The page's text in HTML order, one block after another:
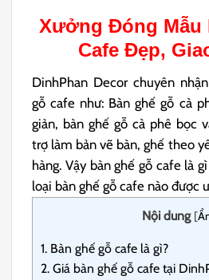
Xưởng Đóng Mẫu
CafeĐẹp,
DinhPhan Decor chuyên
gỗ cafe như: Bàn ghế gỗ cà
giản, bàn ghế gỗ cà phê bọc
trợ làm bản vẽ bàn, ghế theo
hàng. Vậy bàn ghế gỗ cafe là
loại bàn ghế gỗ cafe nào được
Nội dung [
1. Bàn ghế gỗ cafe là gì?
2. Giá bàn ghế gỗ cafe tại